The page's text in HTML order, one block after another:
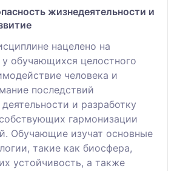
жизнедеятельности и
нацелено на
обучающихся целостного
человека и
последствий
и разработку
гармонизации
Обучающие изучат основные
такие как биосфера,
устойчивость, а также